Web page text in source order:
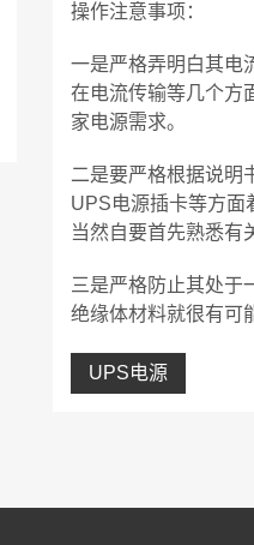
操作注意事项：
一是严格弄明白其电
在电流传输等几个方
家电源需求。
二是要严格根据说明
UPS电源插卡等方面
当然自要首先熟悉有
三是严格防止其处于
绝缘体材料就很有可
UPS电源